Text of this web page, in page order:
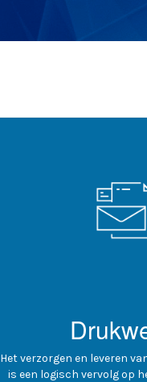
Het verzorgen en leveren
is een logisch vervolg op